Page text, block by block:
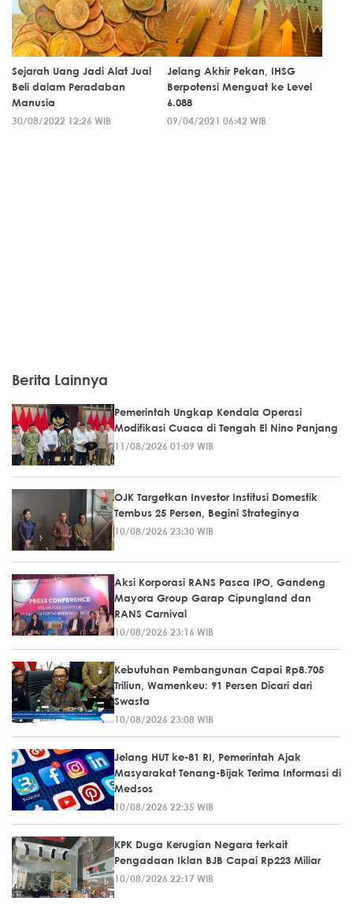
Sejarah Uang Jadi Alat Jual
Beli dalam Peradaban
Manusia
30/08/2022 12:26 WIB
Jelang Akhir Pekan, IHSG
Berpotensi Menguat ke Level
6.088
09/04/2021 06:42 WIB
Berita Lainnya
Pemerintah Ungkap Kendala Operasi
Modifikasi Cuaca di Tengah El Nino Panjang
11/08/2026 01:09 WIB
OJK Targetkan Investor Institusi Domestik
Tembus 25 Persen, Begini Strateginya
10/08/2026 23:30 WIB
Aksi Korporasi RANS Pasca IPO, Gandeng
Mayora Group Garap Cipungland dan
RANS Carnival
10/08/2026 23:16 WIB
Kebutuhan Pembangunan Capai Rp8.705
Triliun, Wamenkeu: 91 Persen Dicari dari
Swasta
10/08/2026 23:08 WIB
Jelang HUT ke-81 RI, Pemerintah Ajak
Masyarakat Tenang-Bijak Terima Informasi di
Medsos
10/08/2026 22:35 WIB
KPK Duga Kerugian Negara terkait
Pengadaan Iklan BJB Capai Rp223 Miliar
10/08/2026 22:17 WIB